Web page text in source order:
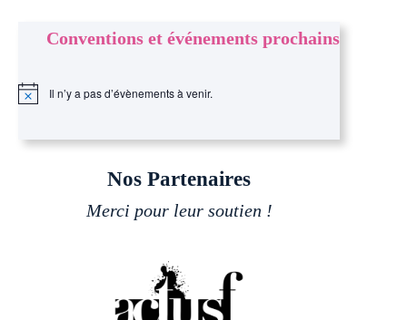
Conventions et événements prochains
N
Il n’y a pas d’évènements à venir.
Nos Partenaires
Merci pour leur soutien !